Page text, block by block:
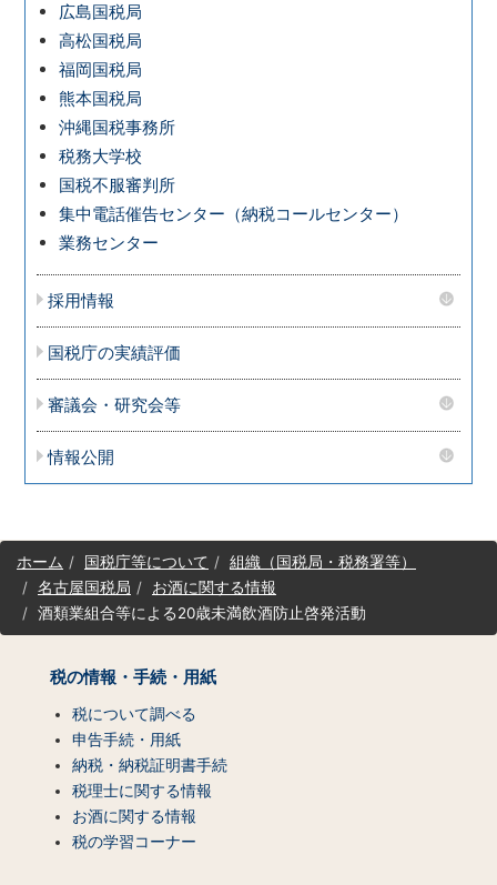
広島国税局
高松国税局
福岡国税局
熊本国税局
沖縄国税事務所
税務大学校
国税不服審判所
集中電話催告センター（納税コールセンター）
業務センター
採用情報
国税庁の実績評価
審議会・研究会等
情報公開
サ
イホーム 国税庁等について
組織（国税局・税務署等）
名古屋国税局
お酒に関する情報
酒類業組合等による20歳未満飲酒防止啓発活動
税の情報・手続・用紙
税について調べる
申告手続・用紙
納税・納税証明書手続
税理士に関する情報
お酒に関する情報
税の学習コーナー